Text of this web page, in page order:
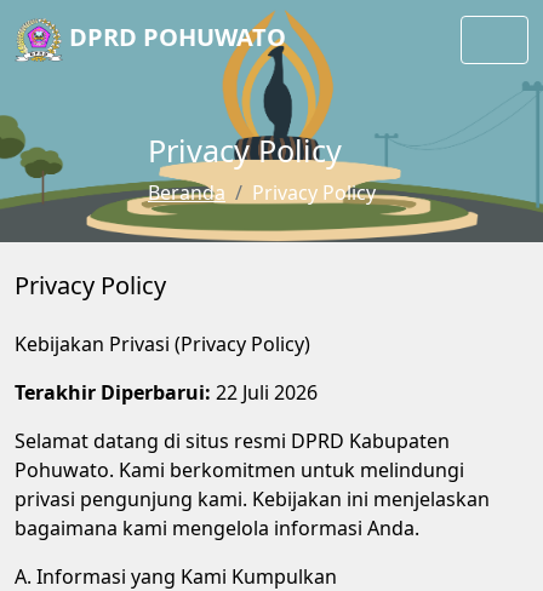
DPRD POHUWATO
Privacy Policy
Beranda Privacy Policy
Privacy Policy
Kebijakan Privasi (Privacy Policy)
Terakhir Diperbarui: 22 Juli 2026
Selamat datang di situs resmi DPRD Kabupaten
Pohuwato. Kami berkomitmen untuk melindungi
privasi pengunjung kami. Kebijakan ini menjelaskan
bagaimana kami mengelola informasi Anda.
A. Informasi yang Kami Kumpulkan